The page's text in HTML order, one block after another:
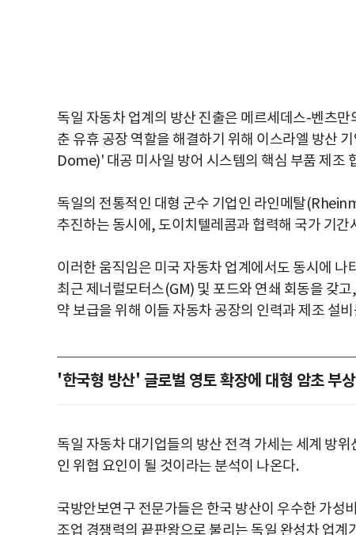
독일 자동차 업계의 방산 진출은 메르세데스-벤츠
춘 유휴 공장 역할을 해결하기 위해 이스라엘 방산
Dome)' 대공 미사일 방어 시스템의 핵심 부품 제조
독일의 전통적인 대형 군수 기업인 라인메탈
추진하는 동시에, 도이치텔레콤과 협력해 국가 기
이러한 움직임은 미국 자동차 업계에서도 동시에
최근 제너럴모터스(GM) 및 포드와 연쇄 회동을 갖
약 보급을 위해 이들 자동차 공장의 인력과 제조 설
'한국형 방산' 글로벌 영토 확장에 대형 암초 부상
독일 자동차 대기업들의 방산 전격 가세는 세계 방
인 위협 요인이 될 것이라는 분석이 나온다.
국방안보연구 전문가들은 한국 방산이 우수한 가성
조업 경쟁력의 끝판왕으로 불리는 독일 완성차 업